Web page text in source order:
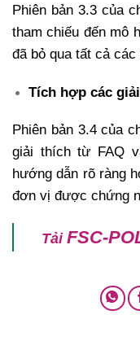
Phiên bản 3.3 của
tham chiếu đến mô
đã bỏ qua tất cả
Tích hợp các
Phiên bản 3.4 của
giải thích từ FAQ
hướng dẫn rõ ràng
đơn vị được chứng
TảiFSC-